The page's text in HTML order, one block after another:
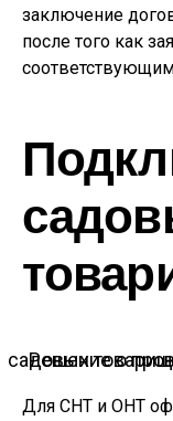
заключение
после того как
Для СНТ и ОНТ